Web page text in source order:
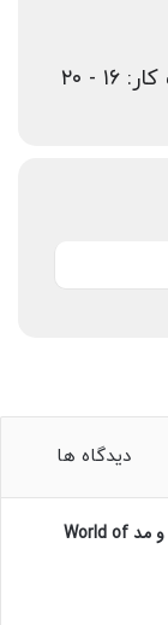
- ۲۰
دیدگاه ها
فراخوان مسابقه طراحی لباس و مد World of